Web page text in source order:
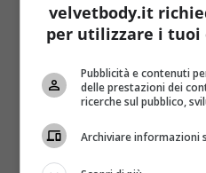
panni: uno di lino, uno
(oppure, in alternativa,
un potere alcalinizzantee
corpo dall’accumulo di
riuscito a smaltire in altri
velvetbody.it
per utilizzare i tuoi
Pubblicità e contenuti
delle prestazioni dei
ricerche sul pubblico,
Archiviare informazioni